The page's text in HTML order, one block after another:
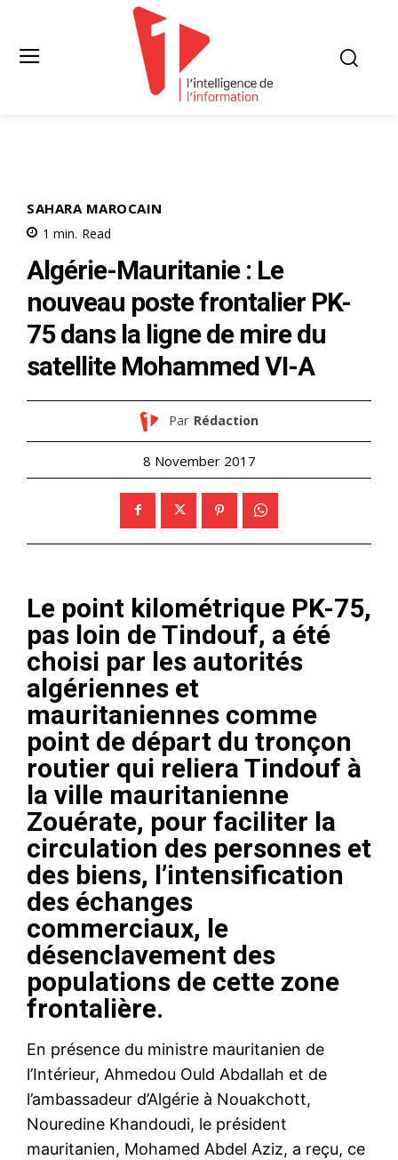
SAHARA MAROCAIN
1 min. Read
Algérie-Mauritanie : Le
nouveau poste frontalier PK-
75 dans la ligne de mire du
satellite Mohammed VI-A
Par Rédaction
8 November 2017
Le point kilométrique PK-75,
pas loin de Tindouf, a été
choisi par les autorités
algériennes et
mauritaniennes comme
point de départ du tronçon
routier qui reliera Tindouf à
la ville mauritanienne
Zouérate, pour faciliter la
circulation des personnes et
des biens, l’intensification
des échanges
commerciaux, le
désenclavement des
populations de cette zone
frontalière.
En présence du ministre mauritanien de
l’Intérieur, Ahmedou Ould Abdallah et de
l’ambassadeur d’Algérie à Nouakchott,
Nouredine Khandoudi, le président
mauritanien, Mohamed Abdel Aziz, a reçu, ce